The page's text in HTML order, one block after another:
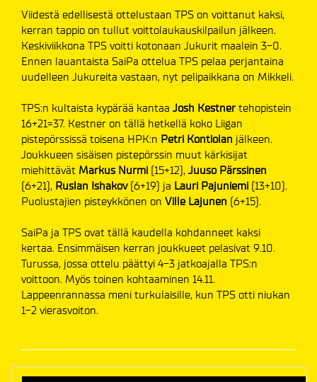
Viidestä edellisestä ottelustaan TPS on voittanut kaksi,
kerran tappio on tullut voittolaukauskilpailun jälkeen.
Keskiviikkona TPS voitti kotonaan Jukurit maalein 3-0.
Ennen lauantaista SaiPa ottelua TPS pelaa perjantaina
uudelleen Jukureita vastaan, nyt pelipaikkana on Mikkeli.
TPS:n kultaista kypärää kantaa Josh Kestner tehopistein
16+21=37. Kestner on tällä hetkellä koko Liigan
pistepörssissä toisena HPK:n Petri Kontiolan jälkeen.
Joukkueen sisäisen pistepörssin muut kärkisijat
miehittävät Markus Nurmi (15+12), Juuso Pärssinen
(6+21), Ruslan Ishakov (6+19) ja Lauri Pajuniemi (13+10).
Puolustajien pisteykkönen on Ville Lajunen (6+15).
SaiPa ja TPS ovat tällä kaudella kohdanneet kaksi
kertaa. Ensimmäisen kerran joukkueet pelasivat 9.10.
Turussa, jossa ottelu päättyi 4-3 jatkoajalla TPS:n
voittoon. Myös toinen kohtaaminen 14.11.
Lappeenrannassa meni turkulaisille, kun TPS otti niukan
1-2 vierasvoiton.